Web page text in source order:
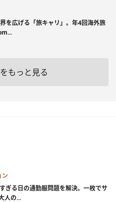
を広げる「旅キャリ」。年4回海外旅
もっと見る
ン
すぎる日の通勤服問題を解決。一枚でサ
人の...